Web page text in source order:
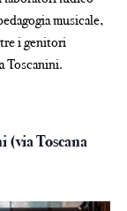
musicale,
i genitori
Toscanini.
Toscana